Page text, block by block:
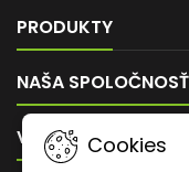
PRODUKTY
NAŠA SPOLOČNOSŤ
VÁŠ ÚČETCookies